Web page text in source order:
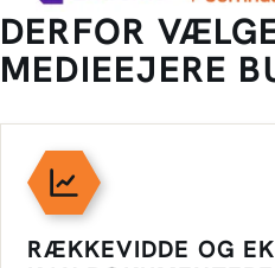
DERFOR
MEDIEEJERE
RÆKKEVIDDE OG